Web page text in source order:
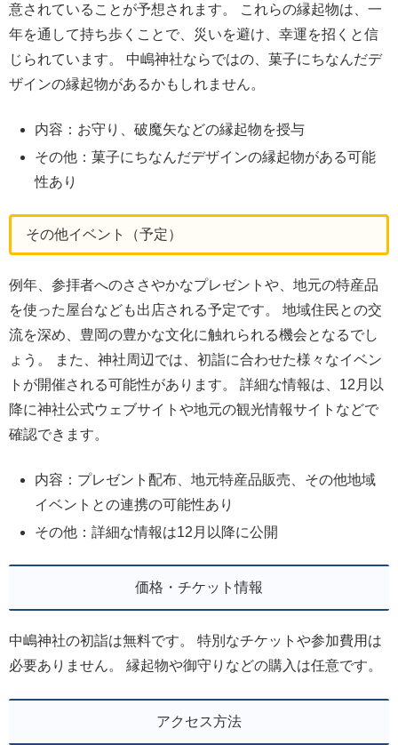
意されていることが予想されます。 これらの縁起物は、一
年を通して持ち歩くことで、災いを避け、幸運を招くと信
じられています。 中嶋神社ならではの、菓子にちなんだデ
ザインの縁起物があるかもしれません。
内容：お守り、破魔矢などの縁起物を授与
その他：菓子にちなんだデザインの縁起物がある可能
性あり
その他イベント（予定）
例年、参拝者へのささやかなプレゼントや、地元の特産品
を使った屋台なども出店される予定です。 地域住民との交
流を深め、豊岡の豊かな文化に触れられる機会となるでし
ょう。 また、神社周辺では、初詣に合わせた様々なイベン
トが開催される可能性があります。 詳細な情報は、12月以
降に神社公式ウェブサイトや地元の観光情報サイトなどで
確認できます。
内容：プレゼント配布、地元特産品販売、その他地域
イベントとの連携の可能性あり
その他：詳細な情報は12月以降に公開
価格・チケット情報
中嶋神社の初詣は無料です。 特別なチケットや参加費用は
必要ありません。 縁起物や御守りなどの購入は任意です。
アクセス方法